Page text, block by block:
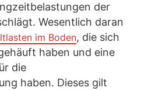
der
Wesentlich daran
im Boden, die sich
haben und eine
die
haben. Dieses gilt